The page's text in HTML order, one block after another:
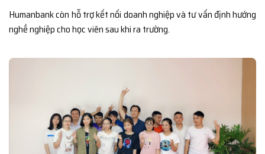
Humanbank còn hỗ trợ kết nối doanh nghiệp và tư vấn định hướng
nghề nghiệp cho học viên sau khi ra trường.